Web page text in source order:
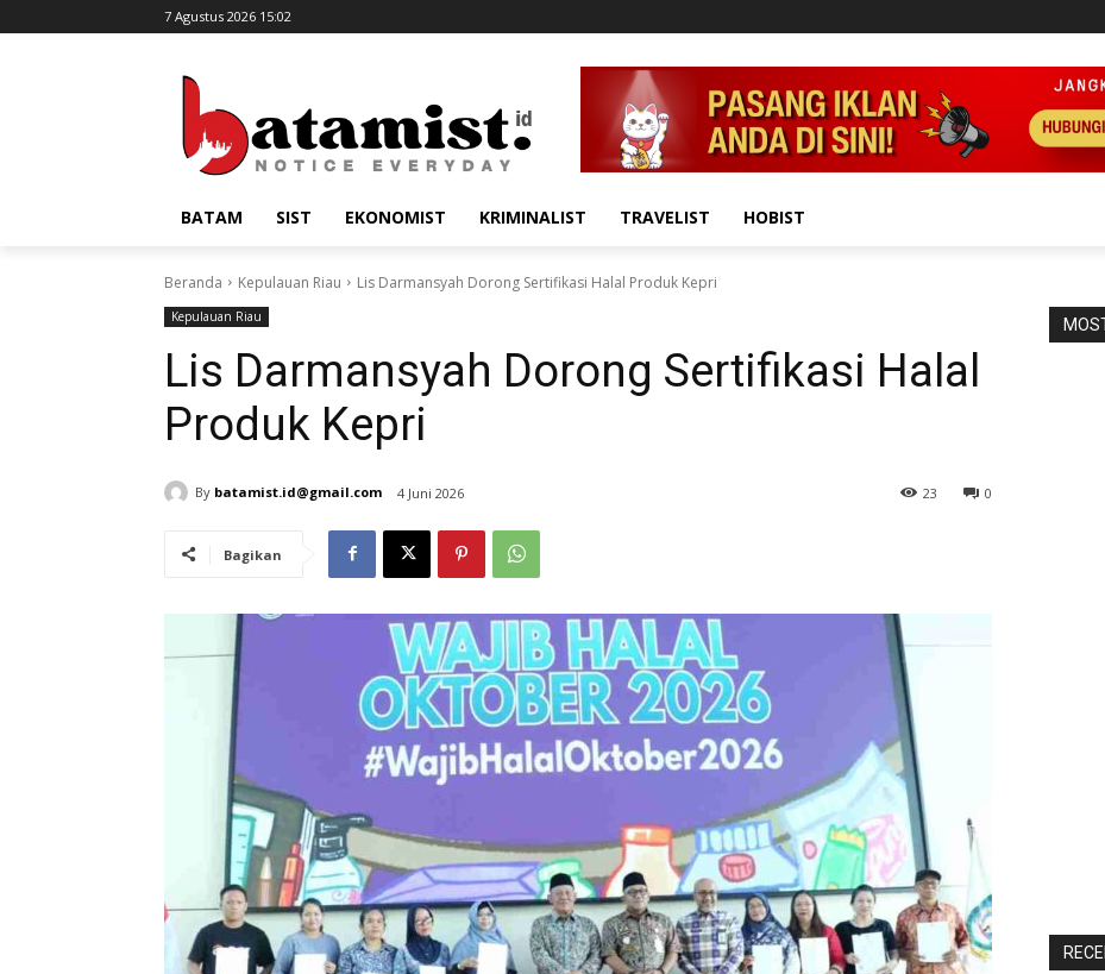
7 Agustus 2026 15:02
BATAM SIST EKONOMIST KRIMINALIST TRAVELIST HOBIST
Beranda Kepulauan Riau Lis Darmansyah Dorong Sertifikasi Halal Produk Kepri
Kepulauan Riau
Lis Darmansyah Dorong Sertifikasi Halal
Produk Kepri
By batamist.id@gmail.com 4 Juni 2026 0
23
Bagikan